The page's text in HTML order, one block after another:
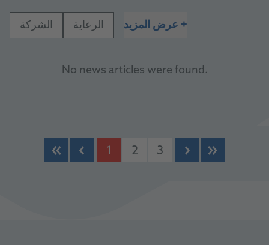
الشركة الرعاية عرض المزيد +
No news articles were found.
1 2 3